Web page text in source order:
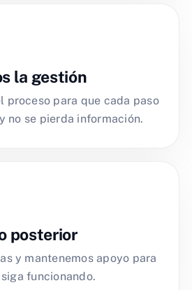
la gestión
proceso para que cada paso
no se pierda información.
posterior
y mantenemos apoyo para
funcionando.